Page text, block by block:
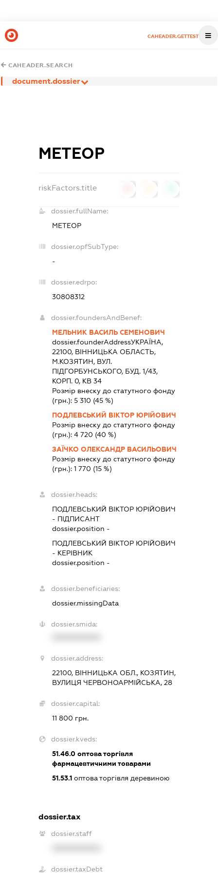
CAHEADER.GETTEST
CAHEADER.SEARCH
document.dossier
МЕТЕОР
riskFactors.title
dossier.fullName:
МЕТЕОР
dossier.opfSubType:
-
dossier.edrpo:
30808312
dossier.foundersAndBenef:
МЕЛЬНИК ВАСИЛЬ СЕМЕНОВИЧ
dossier.founderAddressУКРАЇНА,
22100, ВIННИЦЬКА ОБЛАСТЬ,
М.КОЗЯТИН, ВУЛ.
ПІДГОРБУНСЬКОГО, БУД. 1/43,
КОРП. 0, КВ 34
Розмір внеску до статутного фонду
(грн.):5 310 (45 %)
ПОДЛЕВСЬКИЙ ВІКТОР ЮРІЙОВИЧ
Розмір внеску до статутного фонду
(грн.):4 720 (40 %)
ЗАЇЧКО ОЛЕКСАНДР ВАСИЛЬОВИЧ
Розмір внеску до статутного фонду
(грн.):1 770 (15 %)
dossier.heads:
ПОДЛЕВСЬКИЙ ВІКТОР ЮРІЙОВИЧ
- ПІДПИСАНТ
dossier.position -
ПОДЛЕВСЬКИЙ ВІКТОР ЮРІЙОВИЧ
- КЕРІВНИК
dossier.position -
dossier.beneficiaries:
dossier.missingData
dossier.smida:
dossier.address:
22100, ВІННИЦЬКА ОБЛ., КОЗЯТИН,
ВУЛИЦЯ ЧЕРВОНОАРМІЙСЬКА, 28
dossier.capital:
11 800 грн.
dossier.kveds:
51.46.0 оптова торгівля
фармацевтичними товарами
51.53.1 оптова торгівля деревиною
dossier.tax
dossier.staff
dossier.taxDebt